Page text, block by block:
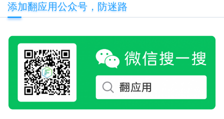
添加翻应用公众号，防迷路